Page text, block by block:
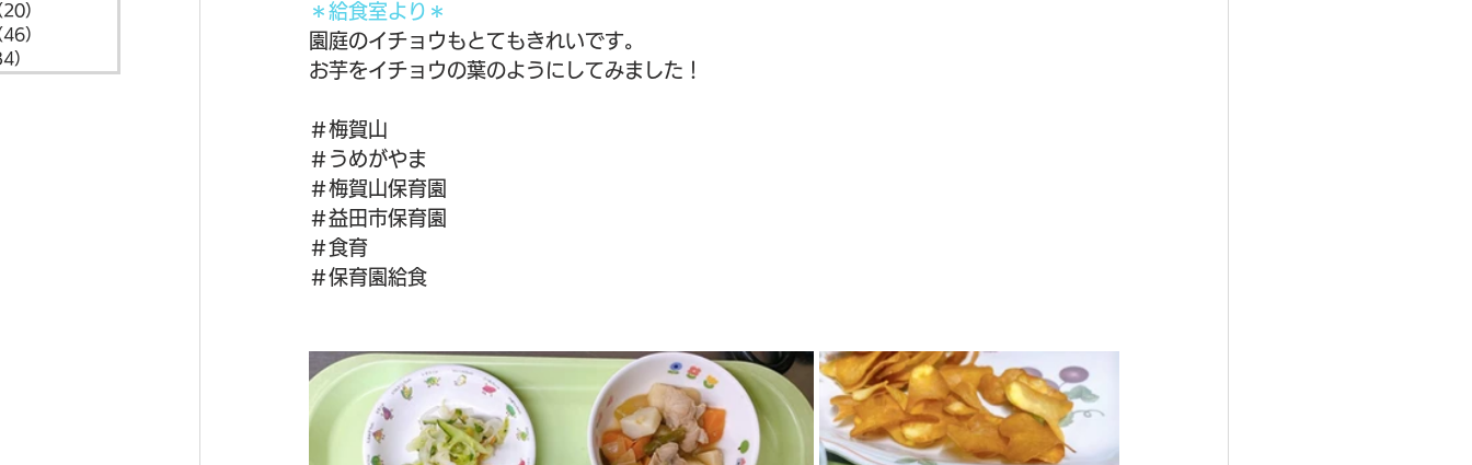
）
）
）
＊給食室より＊
園庭のイチョウもとてもきれいです。
お芋をイチョウの葉のようにしてみました！
＃梅賀山
＃うめがやま
＃梅賀山保育園
＃益田市保育園
＃食育
＃保育園給食